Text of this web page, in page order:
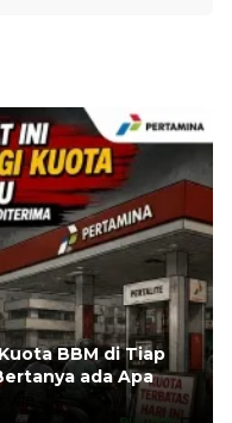
BBM di Tiap
ada Apa
WIB